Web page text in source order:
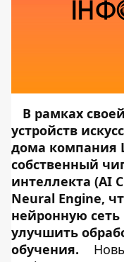
В рамках
устройств
дома компания
собственный
интеллекта (AI
Neural Engine,
нейронную сеть
улучшить
обучения.